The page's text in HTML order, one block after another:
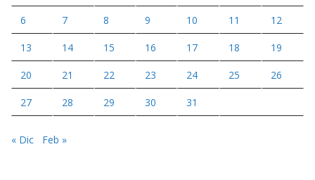
6 7 8 9 10 11 12
13 14 15 16 17 18 19
20 21 22 23 24 25 26
27 28 29 30 31
« Dic Feb »